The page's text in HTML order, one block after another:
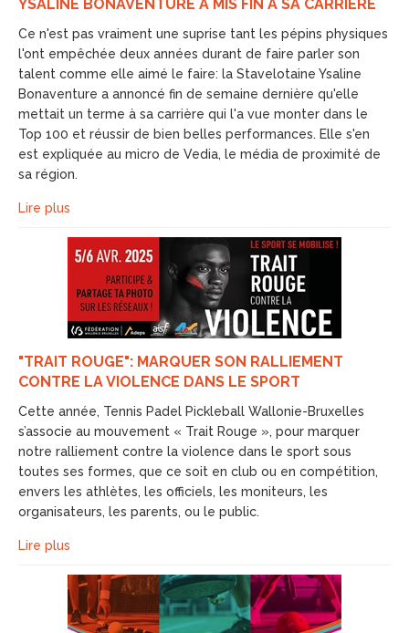
YSALINE BONAVENTURE A MIS FIN À SA CARRIÈRE
Ce n'est pas vraiment une suprise tant les pépins physiques
l'ont empêchée deux années durant de faire parler son
talent comme elle aimé le faire: la Stavelotaine Ysaline
Bonaventure a annoncé fin de semaine dernière qu'elle
mettait un terme à sa carrière qui l'a vue monter dans le
Top 100 et réussir de bien belles performances. Elle s'en
est expliquée au micro de Vedia, le média de proximité de
sa région.
Lire plus
"TRAIT ROUGE": MARQUER SON RALLIEMENT
CONTRE LA VIOLENCE DANS LE SPORT
Cette année, Tennis Padel Pickleball Wallonie-Bruxelles
s’associe au mouvement « Trait Rouge », pour marquer
notre ralliement contre la violence dans le sport sous
toutes ses formes, que ce soit en club ou en compétition,
envers les athlètes, les officiels, les moniteurs, les
organisateurs, les parents, ou le public.
Lire plus